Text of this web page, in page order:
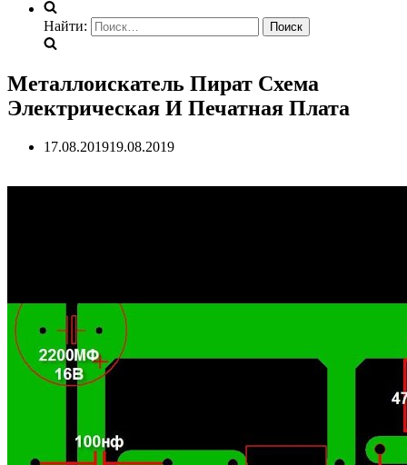
Найти:
Металлоискатель Пират Схема
Электрическая И Печатная Плата
17.08.201919.08.2019